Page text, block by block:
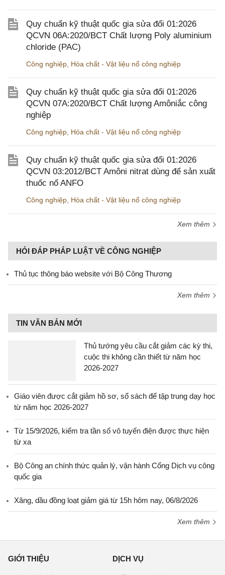
Quy chuẩn kỹ thuật quốc gia sửa đổi 01:2026
QCVN 06A:2020/BCT Chất lượng Poly aluminium
chloride (PAC)
Công nghiệp Hóa chất - Vật liệu nổ công nghiệp
Quy chuẩn kỹ thuật quốc gia sửa đổi 01:2026
QCVN 07A:2020/BCT Chất lượng Amôniắc công
nghiệp
Công nghiệp Hóa chất - Vật liệu nổ công nghiệp
Quy chuẩn kỹ thuật quốc gia sửa đổi 01:2026
QCVN 03:2012/BCT Amôni nitrat dùng để sản xuất
thuốc nổ ANFO
Công nghiệp Hóa chất - Vật liệu nổ công nghiệp
Xem thêm
HỎI ĐÁP PHÁP LUẬT VỀ CÔNG NGHIỆP
Thủ tục thông báo website với Bộ Công Thương
Xem thêm
TIN VĂN BẢN MỚI
Thủ tướng yêu cầu cắt giảm các kỳ thi,
cuộc thi không cần thiết từ năm học
2026-2027
Giáo viên được cắt giảm hồ sơ, sổ sách để tập trung dạy học
từ năm học 2026-2027
Từ 15/9/2026, kiểm tra tần số vô tuyến điện được thực hiện
từ xa
Bộ Công an chính thức quản lý, vận hành Cổng Dịch vụ công
quốc gia
Xăng, dầu đồng loạt giảm giá từ 15h hôm nay, 06/8/2026
Xem thêm
GIỚI THIỆU DỊCH VỤ